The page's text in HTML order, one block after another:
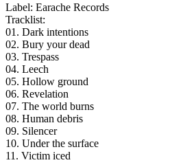
Label: Earache Records
Tracklist:
01. Dark intentions
02. Bury your dead
03. Trespass
04. Leech
05. Hollow ground
06. Revelation
07. The world burns
08. Human debris
09. Silencer
10. Under the surface
11. Victim iced